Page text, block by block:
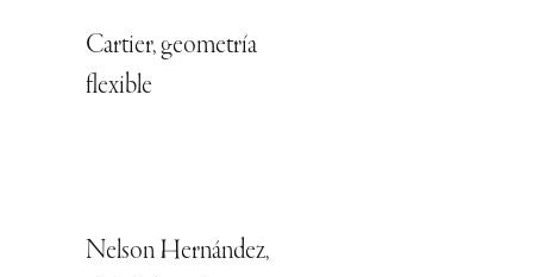
Cartier, geometría
flexible
Nelson Hernández,